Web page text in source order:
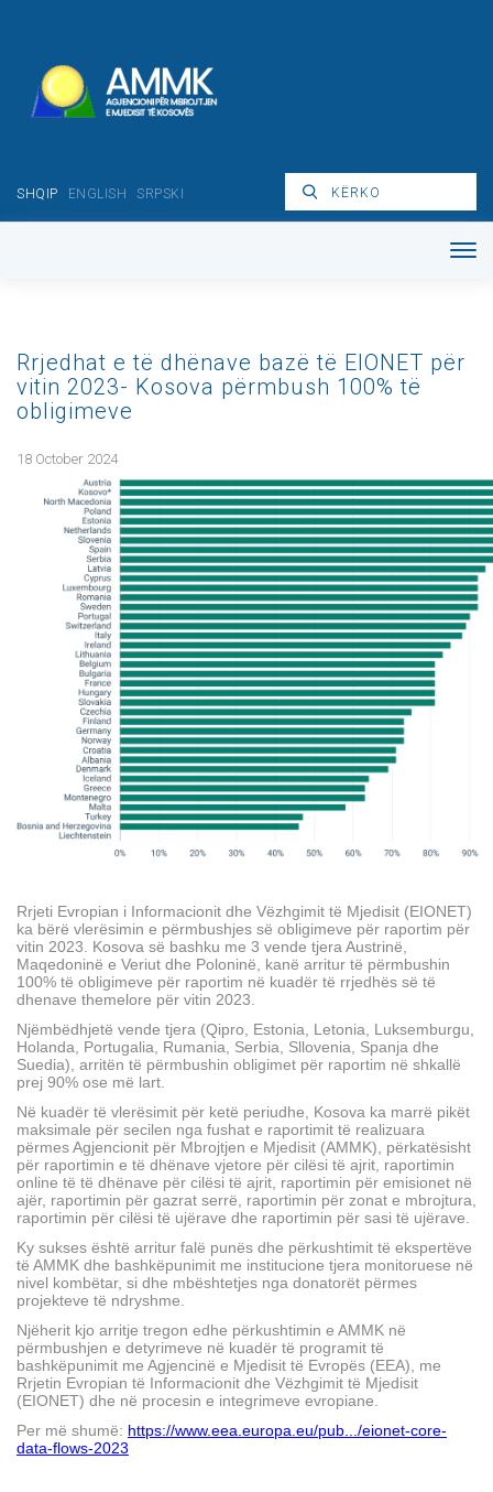
SHQIP ENGLISH SRPSKI
Rrjedhat e të dhënave bazë të EIONET për
vitin 2023- Kosova përmbush 100% të
obligimeve
18 October 2024
Rrjeti Evropian i Informacionit dhe Vëzhgimit të Mjedisit (EIONET)
ka bërë vlerësimin e përmbushjes së obligimeve për raportim për
vitin 2023. Kosova së bashku me 3 vende tjera Austrinë,
Maqedoninë e Veriut dhe Poloninë, kanë arritur të përmbushin
100% të obligimeve për raportim në kuadër të rrjedhës së të
dhenave themelore për vitin 2023.
Njëmbëdhjetë vende tjera (Qipro, Estonia, Letonia, Luksemburgu,
Holanda, Portugalia, Rumania, Serbia, Sllovenia, Spanja dhe
Suedia), arritën të përmbushin obligimet për raportim në shkallë
prej 90% ose më lart.
Në kuadër të vlerësimit për ketë periudhe, Kosova ka marrë pikët
maksimale për secilen nga fushat e raportimit të realizuara
përmes Agjencionit për Mbrojtjen e Mjedisit (AMMK), përkatësisht
për raportimin e të dhënave vjetore për cilësi të ajrit, raportimin
online të të dhënave për cilësi të ajrit, raportimin për emisionet në
ajër, raportimin për gazrat serrë, raportimin për zonat e mbrojtura,
raportimin për cilësi të ujërave dhe raportimin për sasi të ujërave.
Ky sukses është arritur falë punës dhe përkushtimit të ekspertëve
të AMMK dhe bashkëpunimit me institucione tjera monitoruese në
nivel kombëtar, si dhe mbështetjes nga donatorët përmes
projekteve të ndryshme.
Njëherit kjo arritje tregon edhe përkushtimin e AMMK në
përmbushjen e detyrimeve në kuadër të programit të
bashkëpunimit me Agjencinë e Mjedisit të Evropës (EEA), me
Rrjetin Evropian të Informacionit dhe Vëzhgimit të Mjedisit
(EIONET) dhe në procesin e integrimeve evropiane.
Per më shumë: https://www.eea.europa.eu/pub.../eionet-core-
data-flows-2023